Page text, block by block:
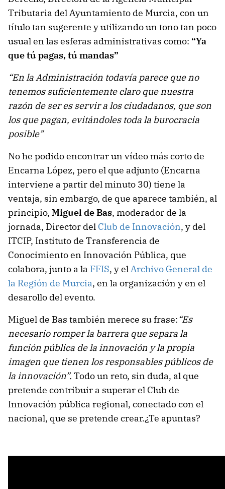
Tributaria del Ayuntamiento de Murcia, con un
título tan sugerente y utilizando un tono tan poco
usual en las esferas administrativas como: “Ya
que tú pagas, tú mandas”
“En la Administración todavía parece que no
tenemos suficientemente claro que nuestra
razón de ser es servir a los ciudadanos, que son
los que pagan, evitándoles toda la burocracia
posible”
No he podido encontrar un vídeo más corto de
Encarna López, pero el que adjunto (Encarna
interviene a partir del minuto 30) tiene la
ventaja, sin embargo, de que aparece también, al
principio, Miguel de Bas, moderador de la
jornada, Director del Club de Innovación, y del
ITCIP, Instituto de Transferencia de
Conocimiento en Innovación Pública, que
colabora, junto a la FFIS, y el Archivo General de
la Región de Murcia, en la organización y en el
desarollo del evento.
Miguel de Bas también merece su frase:“Es
necesario romper la barrera que separa la
función pública de la innovación y la propia
imagen que tienen los responsables públicos de
la innovación”. Todo un reto, sin duda, al que
pretende contribuir a superar el Club de
Innovación pública regional, conectado con el
nacional, que se pretende crear.¿Te apuntas?